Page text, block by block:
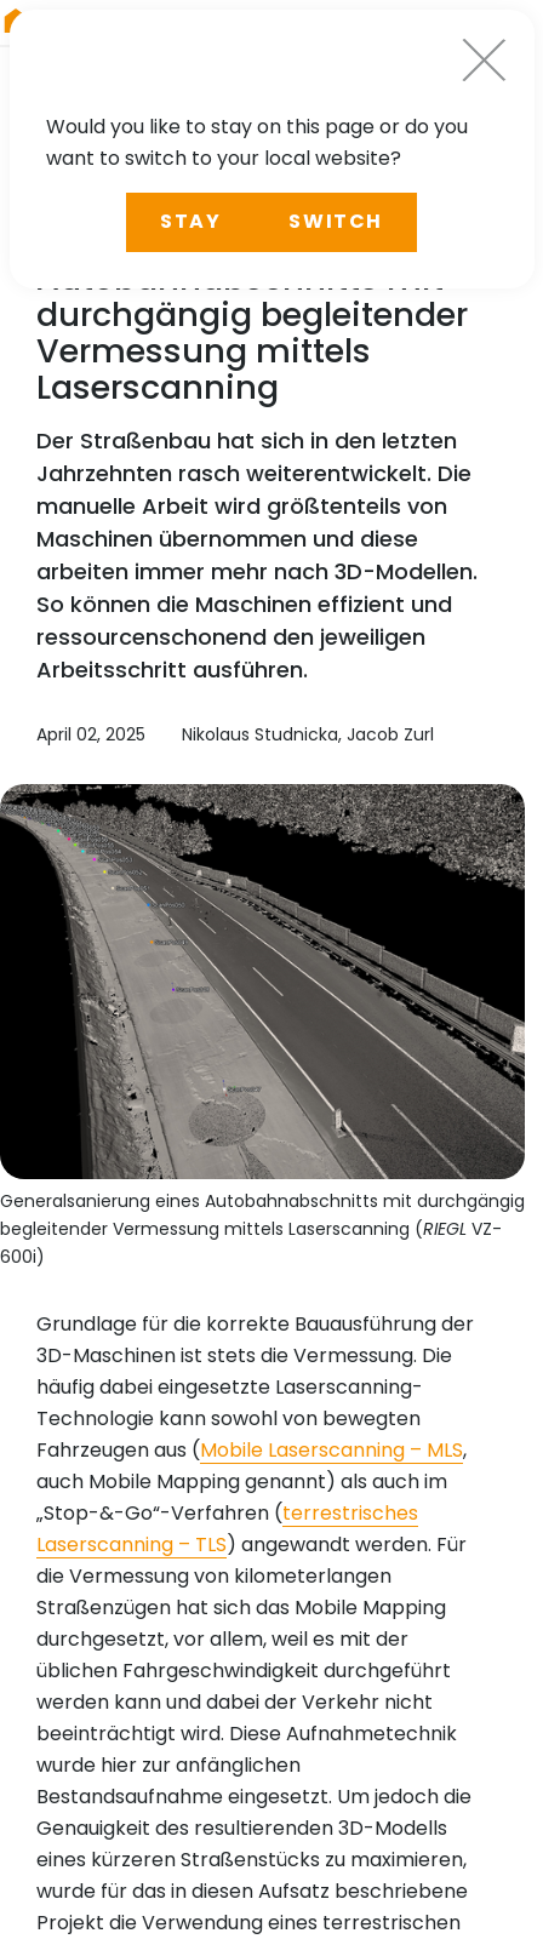
TECHNOLOGY, CASE STUDY
Generalsanierung eines
Autobahnabschnitts mit
durchgängig begleitender
Vermessung mittels
Laserscanning
Der Straßenbau hat sich in den letzten
Jahrzehnten rasch weiterentwickelt. Die
manuelle Arbeit wird größtenteils von
Maschinen übernommen und diese
arbeiten immer mehr nach 3D-Modellen.
So können die Maschinen effizient und
ressourcenschonend den jeweiligen
Arbeitsschritt ausführen.
April 02, 2025 Nikolaus Studnicka, Jacob Zurl
Generalsanierung eines Autobahnabschnitts mit durchgängig
begleitender Vermessung mittels Laserscanning (RIEGL VZ-
600i)
Grundlage für die korrekte Bauausführung der
3D-Maschinen ist stets die Vermessung. Die
häufig dabei eingesetzte Laserscanning-
Technologie kann sowohl von bewegten
Fahrzeugen aus (Mobile Laserscanning – MLS,
auch Mobile Mapping genannt) als auch im
„Stop-&-Go“-Verfahren (terrestrisches
Laserscanning – TLS) angewandt werden. Für
die Vermessung von kilometerlangen
Straßenzügen hat sich das Mobile Mapping
durchgesetzt, vor allem, weil es mit der
üblichen Fahrgeschwindigkeit durchgeführt
werden kann und dabei der Verkehr nicht
beeinträchtigt wird. Diese Aufnahmetechnik
wurde hier zur anfänglichen
Bestandsaufnahme eingesetzt. Um jedoch die
Genauigkeit des resultierenden 3D-Modells
eines kürzeren Straßenstücks zu maximieren,
wurde für das in diesen Aufsatz beschriebene
Projekt die Verwendung eines terrestrischen
Would you like to stay on this page or do you
want to switch to your local website?
STAY SWITCH